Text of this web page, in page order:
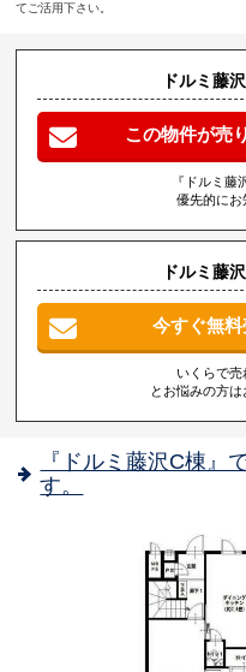
てご活用下さい。
ドルミ藤
この物件が売
『ドルミ藤
優先的にお
ドルミ藤
今すぐ無
いくらで売
とお悩みの方は
『ドルミ藤沢C棟』
す。